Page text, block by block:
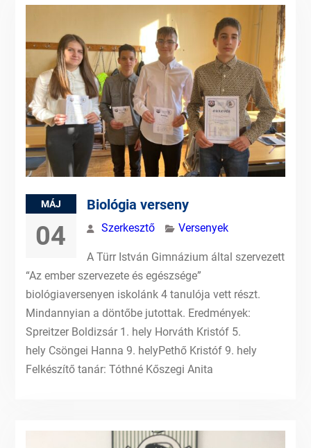
MÁJ
04
Biológia verseny
Szerkesztő Versenyek
A Türr István Gimnázium által szervezett
“Az ember szervezete és egészsége”
biológiaversenyen iskolánk 4 tanulója vett részt.
Mindannyian a döntőbe jutottak. Eredmények:
Spreitzer Boldizsár 1. hely Horváth Kristóf 5.
hely Csöngei Hanna 9. helyPethő Kristóf 9. hely
Felkészítő tanár: Tóthné Kőszegi Anita